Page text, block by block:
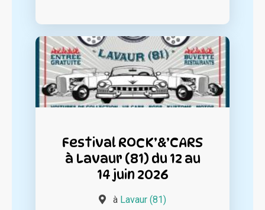
Festival ROCK’&’CARS
à Lavaur (81) du 12 au
14 juin 2026
à Lavaur (81)